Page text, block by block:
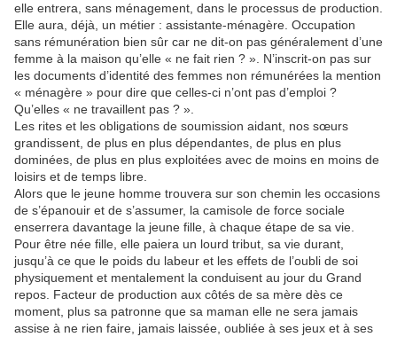
elle entrera, sans ménagement, dans le processus de production.
Elle aura, déjà, un métier : assistante-ménagère. Occupation
sans rémunération bien sûr car ne dit-on pas généralement d’une
femme à la maison qu’elle « ne fait rien ? ». N’inscrit-on pas sur
les documents d’identité des femmes non rémunérées la mention
« ménagère » pour dire que celles-ci n’ont pas d’emploi ?
Qu’elles « ne travaillent pas ? ».
Les rites et les obligations de soumission aidant, nos sœurs
grandissent, de plus en plus dépendantes, de plus en plus
dominées, de plus en plus exploitées avec de moins en moins de
loisirs et de temps libre.
Alors que le jeune homme trouvera sur son chemin les occasions
de s’épanouir et de s’assumer, la camisole de force sociale
enserrera davantage la jeune fille, à chaque étape de sa vie.
Pour être née fille, elle paiera un lourd tribut, sa vie durant,
jusqu’à ce que le poids du labeur et les effets de l’oubli de soi
physiquement et mentalement la conduisent au jour du Grand
repos. Facteur de production aux côtés de sa mère dès ce
moment, plus sa patronne que sa maman elle ne sera jamais
assise à ne rien faire, jamais laissée, oubliée à ses jeux et à ses